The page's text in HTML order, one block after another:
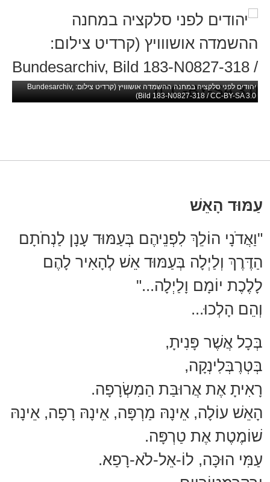
יהודים לפני סלקציה במחנה ההשמדה אושווויץ (קרדיט צילום: Bundesarchiv,
Bild 183-N0827-318 / CC-BY-SA 3.0)
עַמּוּד הָאֵשׁ
"וַאֲדֹנָי הוֹלֵךְ לִפְנֵיהֶם בְּעַמּוּד עָנָן לַנְחֹתָם
הַדֶּרֶךְ וְלַיְלָה בְּעַמּוּד אֵשׁ לְהָאִיר לָהֶם
לָלֶכֶת יוֹמָם וָלַיְלָה..."
וְהֵם הָלְכוּ...
בְּכָל אֲשֶׁר פָּנִיתָ,
בְּטְרֶבְּלִינְקָה,
רָאִיתָ אֶת אֲרוּבַּת הַמִשְׂרָפָה.
הָאֵשׁ עוֹלָה, אֵינָהּ מַרְפָּה, אֵינָהּ רָפָה, אֵינָהּ
שׁוֹמֶטֶת אֶת טַרְפָּה.
עַמִּי הוּכָּה, לוֹ-אֵל-לֹא-רָפַא.